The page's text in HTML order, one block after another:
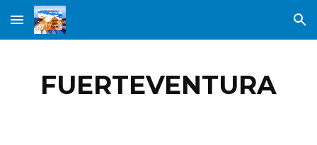
Skip to main content Skip to navigation
FUERTEVENTURA